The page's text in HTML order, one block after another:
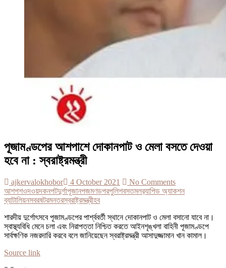
পূজামণ্ডপের আশপাশে দোকানপাট ও মেলা বসতে দেওয়া
হবে না : স্বরাষ্ট্রমন্ত্রী
ajkervalokhobor 4 October 2021
No Comments
আশপশওদওয়দকনপটদুর্গাপূজানপজমণডপরপুলিশবসতমলর‌্যাপিড অ্যাকশন
ব্যাটালিয়নসবরষটরমনতরস্বরাষ্ট্রমন্ত্রীহব
শারদীয় দুর্গোৎসবে পূজামণ্ডপের পার্শ্ববর্তী স্থানে দোকানপাট ও মেলা বসানো যাবে না।
স্বাস্থ্যবিধি মেনে চলা এবং নিরাপত্তা নিশ্চিত করতে আইনশৃঙ্খলা বাহিনী পূজামণ্ডপে
সার্বক্ষণিক নজরদারি করবে বলে জানিয়েছেন স্বরাষ্ট্রমন্ত্রী আসাদুজ্জামান খান কামাল।
Source link